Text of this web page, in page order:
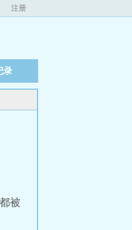
注册
录
被